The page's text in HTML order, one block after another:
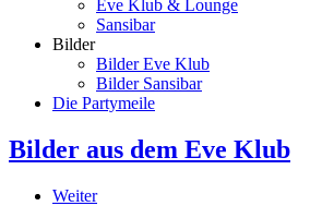
Eve Klub & Lounge
Sansibar
Bilder
Bilder Eve Klub
Bilder Sansibar
Die Partymeile
Bilder aus dem Eve Klub
Weiter